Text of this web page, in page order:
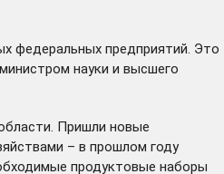
федеральных предприятий. Это
науки и высшего
Пришли новые
– в прошлом году
продуктовые наборы